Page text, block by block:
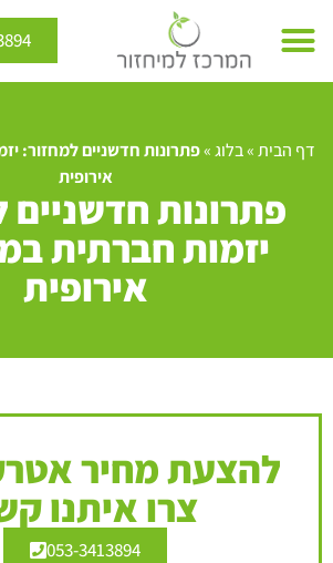
דף הבית»בלוג»פתרונות חדשניים למחזור:
אירופית
פתרונות חדשניים
יזמות חברתית
אירופית
להצעת מחיר
צרו איתנו
053-3413894